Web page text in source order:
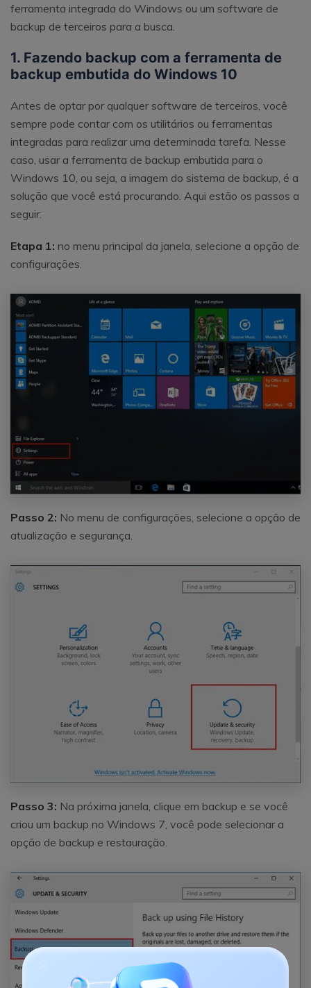
ferramenta integrada do Windows ou um software de
backup de terceiros para a busca.
1. Fazendo backup com a ferramenta de
backup embutida do Windows 10
Antes de optar por qualquer software de terceiros, você
sempre pode contar com os utilitários ou ferramentas
integradas para realizar uma determinada tarefa. Nesse
caso, usar a ferramenta de backup embutida para o
Windows 10, ou seja, a imagem do sistema de backup, é a
solução que você está procurando. Aqui estão os passos a
seguir:
Etapa 1: no menu principal da janela, selecione a opção de
configurações.
Passo 2: No menu de configurações, selecione a opção de
atualização e segurança.
Passo 3: Na próxima janela, clique em backup e se você
criou um backup no Windows 7, você pode selecionar a
opção de backup e restauração.